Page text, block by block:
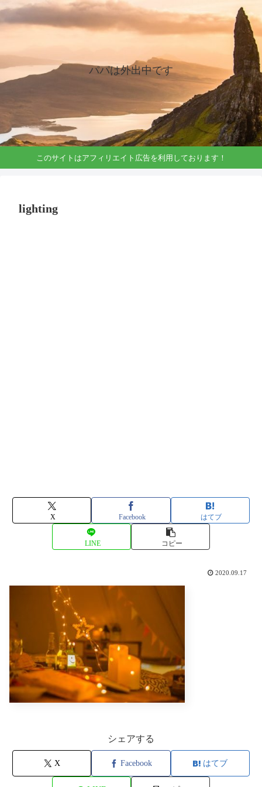
パパは外出中です
このサイトはアフィリエイト広告を利用しております！
lighting
X Facebook はてブ
LINE コピー
2020.09.17
シェアする
X Facebook はてブ